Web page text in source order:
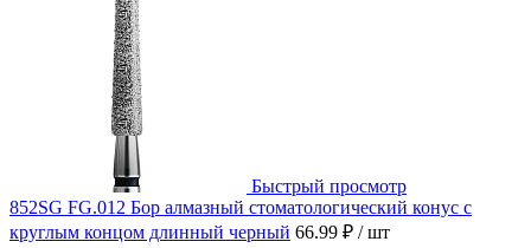
Быстрый просмотр
852SG FG.012 Бор алмазный стоматологический конус с
круглым концом длинный черный 66.99 ₽ / шт